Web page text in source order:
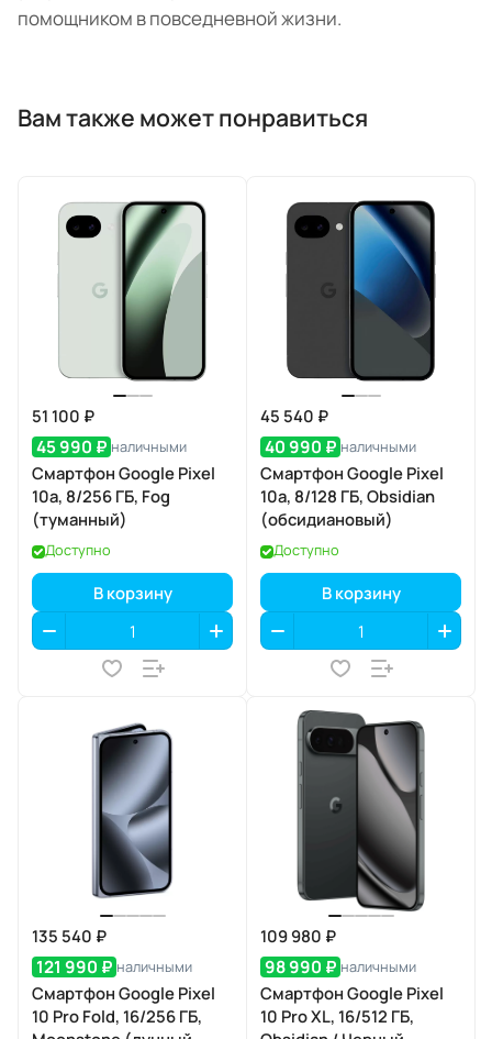
помощником в повседневной жизни.
Вам также может понравиться
51 100 ₽
45 990 ₽ наличными
Смартфон Google Pixel
10a, 8/256 ГБ, Fog
(туманный)
Доступно
В корзину
45 540 ₽
40 990 ₽ наличными
Смартфон Google Pixel
10a, 8/128 ГБ, Obsidian
(обсидиановый)
Доступно
В корзину
135 540 ₽
121 990 ₽ наличными
Смартфон Google Pixel
10 Pro Fold, 16/256 ГБ,
109 980 ₽
98 990 ₽ наличными
Смартфон Google Pixel
10 Pro XL, 16/512 ГБ,